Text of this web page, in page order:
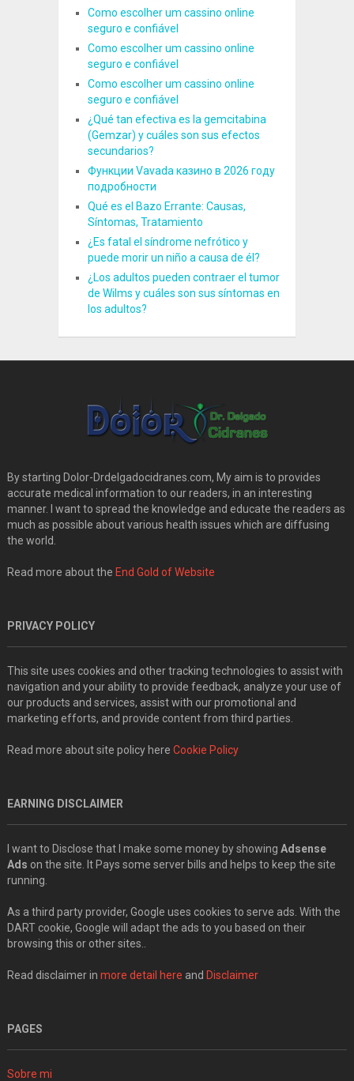
Como escolher um cassino online
seguro e confiável
Como escolher um cassino online
seguro e confiável
Como escolher um cassino online
seguro e confiável
¿Qué tan efectiva es la gemcitabina
(Gemzar) y cuáles son sus efectos
secundarios?
Функции Vavada казино в 2026 году
подробности
Qué es el Bazo Errante: Causas,
Síntomas, Tratamiento
¿Es fatal el síndrome nefrótico y
puede morir un niño a causa de él?
¿Los adultos pueden contraer el tumor
de Wilms y cuáles son sus síntomas en
los adultos?
By starting Dolor-Drdelgadocidranes.com, My aim is to provides
accurate medical information to our readers, in an interesting
manner. I want to spread the knowledge and educate the readers as
much as possible about various health issues which are diffusing
the world.
Read more about the End Gold of Website
PRIVACY POLICY
This site uses cookies and other tracking technologies to assist with
navigation and your ability to provide feedback, analyze your use of
our products and services, assist with our promotional and
marketing efforts, and provide content from third parties.
Read more about site policy here Cookie Policy
EARNING DISCLAIMER
I want to Disclose that I make some money by showing Adsense
Ads on the site. It Pays some server bills and helps to keep the site
running.
As a third party provider, Google uses cookies to serve ads. With the
DART cookie, Google will adapt the ads to you based on their
browsing this or other sites..
Read disclaimer in more detail here and Disclaimer
PAGES
Sobre mi